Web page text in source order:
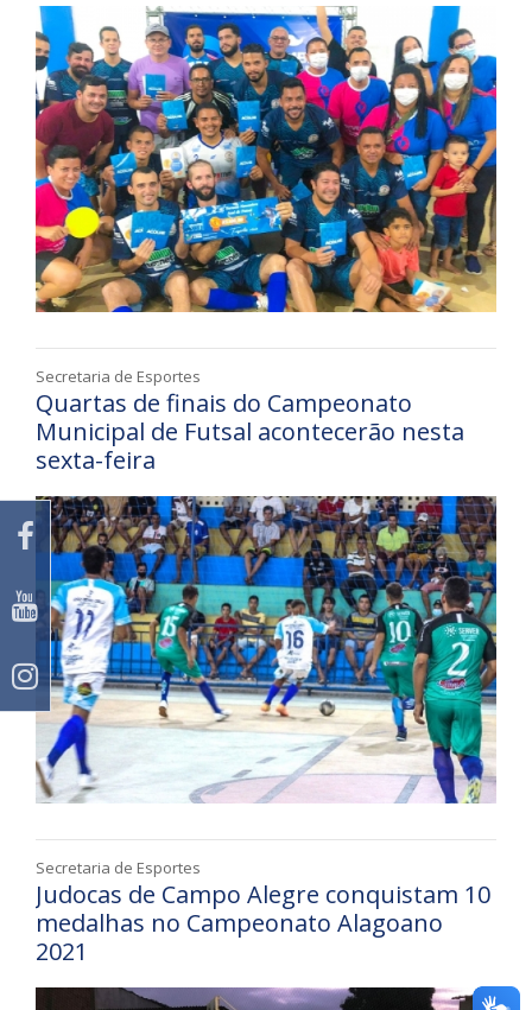
Secretaria de Esportes
Quartas de finais do Campeonato
Municipal de Futsal acontecerão nesta
sexta-feira
Secretaria de Esportes
Judocas de Campo Alegre conquistam 10
medalhas no Campeonato Alagoano
2021